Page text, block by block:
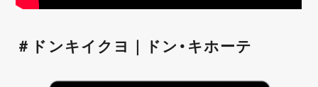
＃ドンキイクヨ｜ドン・キホーテ